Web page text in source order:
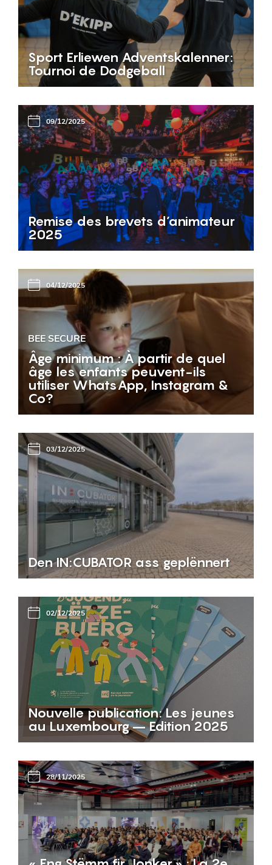
Sport Erliewen Adventskalenner:
Tournoi de Dodgeball
09/12/2025
Remise des brevets d’animateur
2025
04/12/2025
BEE SECURE
Âge minimum : À partir de quel
âge les enfants peuvent-ils
utiliser WhatsApp, Instagram &
Co?
03/12/2025
Den IN:CUBATOR ass geplënnert
02/12/2025
Nouvelle publication: Les jeunes
au Luxembourg – Edition 2025
28/11/2025